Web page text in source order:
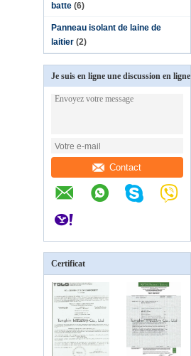
batte (6)
Panneau isolant de laine de
laitier (2)
Je suis en ligne une discussion en ligne
Contact
Certificat